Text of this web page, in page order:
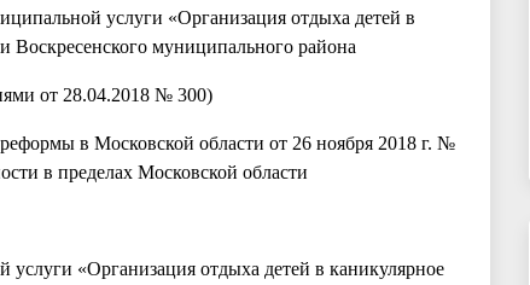
услуги «Организация отдыха детей в
Воскресенского муниципального района
от 28.04.2018 № 300)
в Московской области от 26 ноября 2018 г. №
в пределах Московской области
«Организация отдыха детей в каникулярное